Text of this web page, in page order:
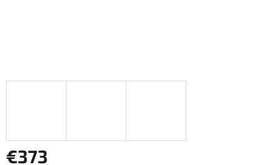
€373